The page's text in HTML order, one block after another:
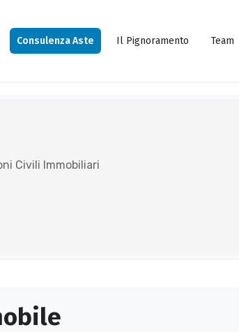
Consulenza Aste Il Pignoramento Team
Civili Immobiliari